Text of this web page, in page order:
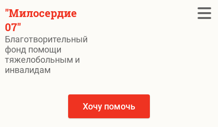
Главная
СРОЧНО НУЖНА ПОМОЩЬ
Новости
Нам помогли
"Милосердие
07"
Благотворительный
фонд помощи
тяжелобольным и
инвалидам
Хочу помочь